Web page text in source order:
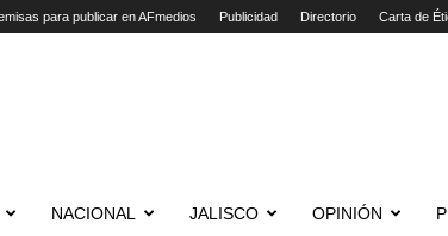
para publicar en AFmedios Publicidad Directorio Carta de
NACIONAL JALISCO OPINIÓN